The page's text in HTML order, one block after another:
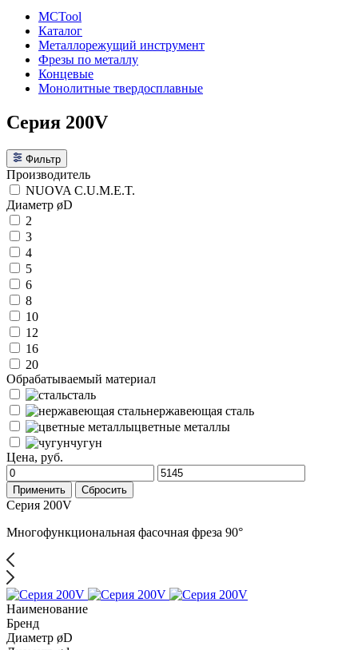
MCTool
Каталог
Металлорежущий инструмент
Фрезы по металлу
Концевые
Монолитные твердосплавные
Серия 200V
Фильтр
Производитель
NUOVA C.U.M.E.T.
Диаметр øD
2
3
4
5
6
8
10
12
16
20
Обрабатываемый материал
сталь
нержавеющая сталь
цветные металлы
чугун
Цена, руб.
Применить Сбросить
Серия 200V
Многофункциональная фасочная фреза 90°
Наименование
Бренд
Диаметр øD